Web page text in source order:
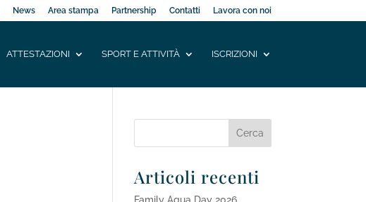
News Area stampa Partnership Contatti Lavora con noi
ATTESTAZIONI SPORT E ATTIVITÀ ISCRIZIONI
Articoli recenti